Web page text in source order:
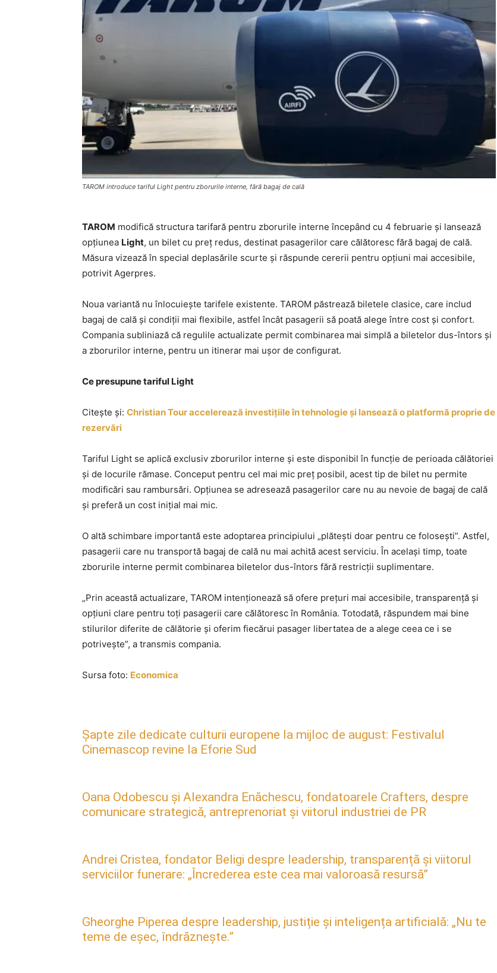
TAROM introduce tariful Light pentru zborurile interne, fără bagaj de cală
TAROM modifică structura tarifară pentru zborurile interne începând cu 4 februarie și lansează
opțiunea Light, un bilet cu preț redus, destinat pasagerilor care călătoresc fără bagaj de cală.
Măsura vizează în special deplasările scurte și răspunde cererii pentru opțiuni mai accesibile,
potrivit Agerpres.
Noua variantă nu înlocuiește tarifele existente. TAROM păstrează biletele clasice, care includ
bagaj de cală și condiții mai flexibile, astfel încât pasagerii să poată alege între cost și confort.
Compania subliniază că regulile actualizate permit combinarea mai simplă a biletelor dus-întors și
a zborurilor interne, pentru un itinerar mai ușor de configurat.
Ce presupune tariful Light
Citește și: Christian Tour accelerează investițiile în tehnologie și lansează o platformă proprie de
rezervări
Tariful Light se aplică exclusiv zborurilor interne și este disponibil în funcție de perioada călătoriei
și de locurile rămase. Conceput pentru cel mai mic preț posibil, acest tip de bilet nu permite
modificări sau rambursări. Opțiunea se adresează pasagerilor care nu au nevoie de bagaj de cală
și preferă un cost inițial mai mic.
O altă schimbare importantă este adoptarea principiului „plătești doar pentru ce folosești”. Astfel,
pasagerii care nu transportă bagaj de cală nu mai achită acest serviciu. În același timp, toate
zborurile interne permit combinarea biletelor dus-întors fără restricții suplimentare.
„Prin această actualizare, TAROM intenționează să ofere prețuri mai accesibile, transparență și
opțiuni clare pentru toți pasagerii care călătoresc în România. Totodată, răspundem mai bine
stilurilor diferite de călătorie și oferim fiecărui pasager libertatea de a alege ceea ce i se
potrivește”, a transmis compania.
Sursa foto: Economica
Șapte zile dedicate culturii europene la mijloc de august: Festivalul
Cinemascop revine la Eforie Sud
Oana Odobescu și Alexandra Enăchescu, fondatoarele Crafters, despre
comunicare strategică, antreprenoriat și viitorul industriei de PR
Andrei Cristea, fondator Beligi despre leadership, transparență și viitorul
serviciilor funerare: „Încrederea este cea mai valoroasă resursă”
Gheorghe Piperea despre leadership, justiție și inteligența artificială: „Nu te
teme de eșec, îndrăznește.”